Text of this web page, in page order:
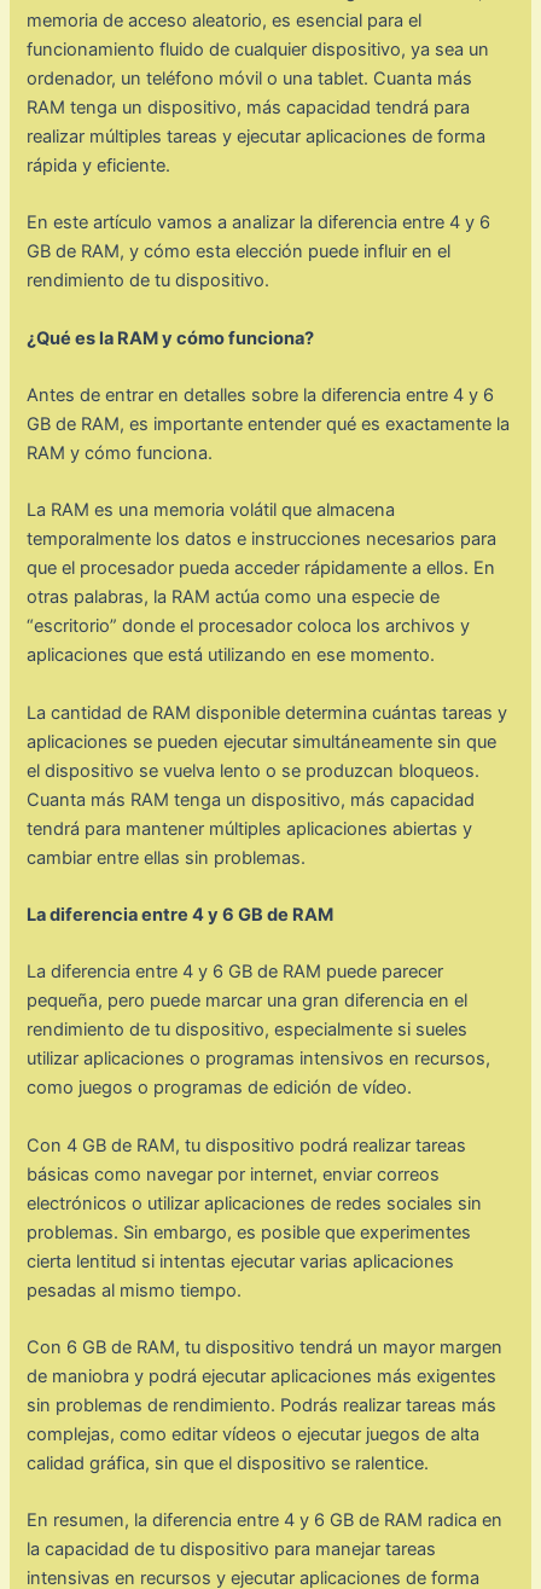
memoria de acceso aleatorio, es esencial para el
funcionamiento fluido de cualquier dispositivo, ya sea un
ordenador, un teléfono móvil o una tablet. Cuanta más
RAM tenga un dispositivo, más capacidad tendrá para
realizar múltiples tareas y ejecutar aplicaciones de forma
rápida y eficiente.
En este artículo vamos a analizar la diferencia entre 4 y 6
GB de RAM, y cómo esta elección puede influir en el
rendimiento de tu dispositivo.
¿Qué es la RAM y cómo funciona?
Antes de entrar en detalles sobre la diferencia entre 4 y 6
GB de RAM, es importante entender qué es exactamente la
RAM y cómo funciona.
La RAM es una memoria volátil que almacena
temporalmente los datos e instrucciones necesarios para
que el procesador pueda acceder rápidamente a ellos. En
otras palabras, la RAM actúa como una especie de
“escritorio” donde el procesador coloca los archivos y
aplicaciones que está utilizando en ese momento.
La cantidad de RAM disponible determina cuántas tareas y
aplicaciones se pueden ejecutar simultáneamente sin que
el dispositivo se vuelva lento o se produzcan bloqueos.
Cuanta más RAM tenga un dispositivo, más capacidad
tendrá para mantener múltiples aplicaciones abiertas y
cambiar entre ellas sin problemas.
La diferencia entre 4 y 6 GB de RAM
La diferencia entre 4 y 6 GB de RAM puede parecer
pequeña, pero puede marcar una gran diferencia en el
rendimiento de tu dispositivo, especialmente si sueles
utilizar aplicaciones o programas intensivos en recursos,
como juegos o programas de edición de vídeo.
Con 4 GB de RAM, tu dispositivo podrá realizar tareas
básicas como navegar por internet, enviar correos
electrónicos o utilizar aplicaciones de redes sociales sin
problemas. Sin embargo, es posible que experimentes
cierta lentitud si intentas ejecutar varias aplicaciones
pesadas al mismo tiempo.
Con 6 GB de RAM, tu dispositivo tendrá un mayor margen
de maniobra y podrá ejecutar aplicaciones más exigentes
sin problemas de rendimiento. Podrás realizar tareas más
complejas, como editar vídeos o ejecutar juegos de alta
calidad gráfica, sin que el dispositivo se ralentice.
En resumen, la diferencia entre 4 y 6 GB de RAM radica en
la capacidad de tu dispositivo para manejar tareas
intensivas en recursos y ejecutar aplicaciones de forma